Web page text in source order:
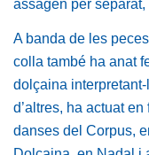
assagen per
A banda de les
colla també ha anat
dolçaina
d’altres, ha actuat
danses del Corpus,